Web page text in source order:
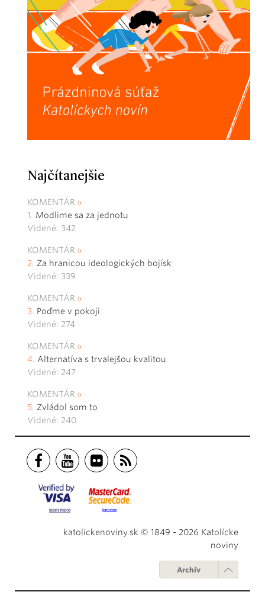
Najčítanejšie
KOMENTÁR
Modlime sa za jednotu
Videné: 342
KOMENTÁR
Za hranicou ideologických bojísk
Videné: 339
KOMENTÁR
Poďme v pokoji
Videné: 274
KOMENTÁR
Alternatíva s trvalejšou kvalitou
Videné: 247
KOMENTÁR
Zvládol som to
Videné: 240
katolickenoviny.sk © 1849 - 2026 Katolícke
noviny
Archív